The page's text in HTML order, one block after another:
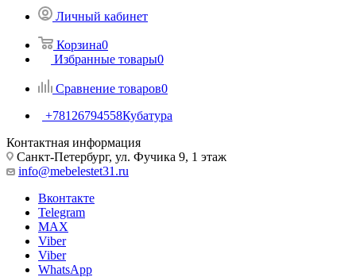
Личный кабинет
Корзина0
Избранные товары0
Сравнение товаров0
+78126794558Кубатура
Контактная информация
Санкт-Петербург, ул. Фучика 9, 1 этаж
info@mebelestet31.ru
Вконтакте
Telegram
MAX
Viber
Viber
WhatsApp